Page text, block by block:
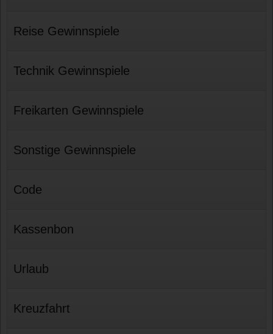
Reise Gewinnspiele
Technik Gewinnspiele
Freikarten Gewinnspiele
Sonstige Gewinnspiele
Code
Kassenbon
Urlaub
Kreuzfahrt